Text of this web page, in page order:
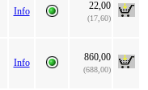
Info 22,00
(17,60)
Info 860,00
(688,00)